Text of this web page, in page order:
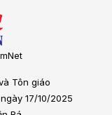
Tôn giáo
17/10/2025